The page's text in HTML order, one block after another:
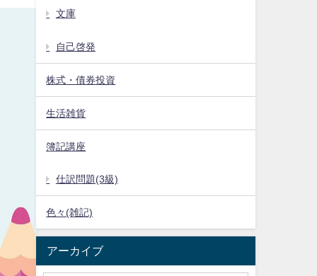
文庫
自己啓発
株式・債券投資
生活雑貨
簿記講座
仕訳問題(3級)
色々(雑記)
アーカイブ